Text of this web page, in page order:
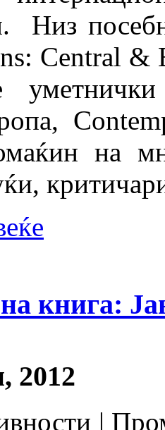
Низ
Central &
на
книга:
2012
|